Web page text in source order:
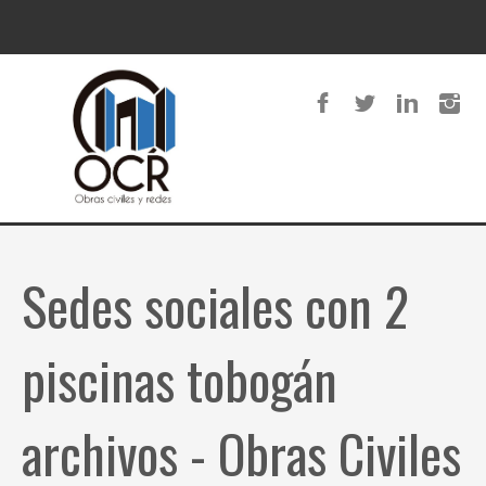
Sedes sociales con 2
piscinas tobogán
archivos - Obras Civiles